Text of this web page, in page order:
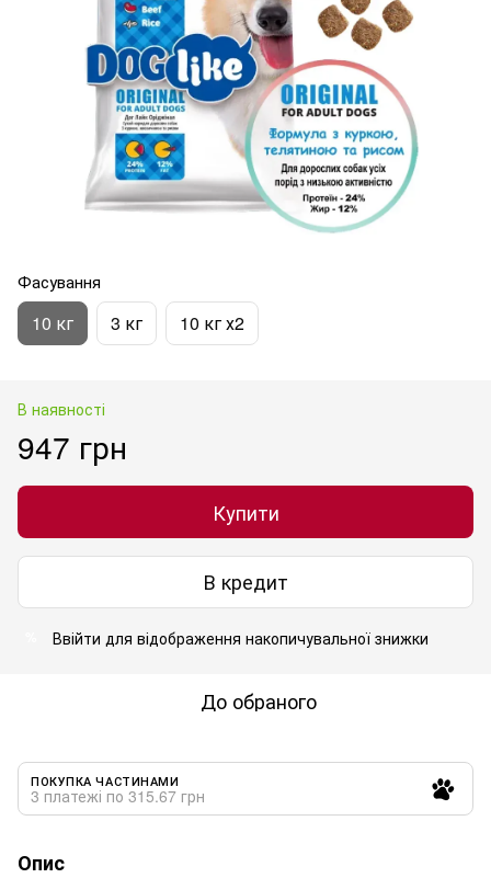
Фасування
10 кг 3 кг 10 кг х2
В наявності
947 грн
Купити
В кредит
Ввійти для відображення накопичувальної знижки
До обраного
ПОКУПКА ЧАСТИНАМИ
3 платежі по 315.67 грн
Опис